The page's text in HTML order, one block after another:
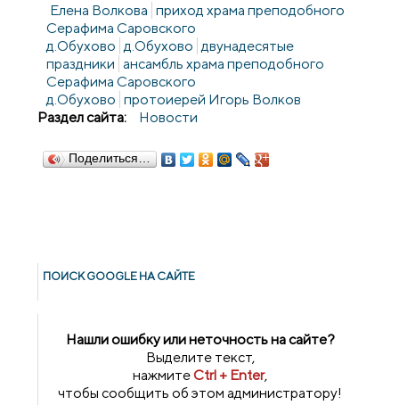
Елена Волкова приход храма преподобного
Серафима Саровского
д.Обухово д.Обухово двунадесятые
праздники ансамбль храма преподобного
Серафима Саровского
д.Обухово протоиерей Игорь Волков
Раздел сайта:
Новости
Поделиться…
ПОИСК GOОGLE НА САЙТЕ
Нашли ошибку или неточность на сайте?
Выделите текст,
нажмитеCtrl + Enter,
чтобы сообщить об этом администратору!